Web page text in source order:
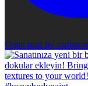
Open post by